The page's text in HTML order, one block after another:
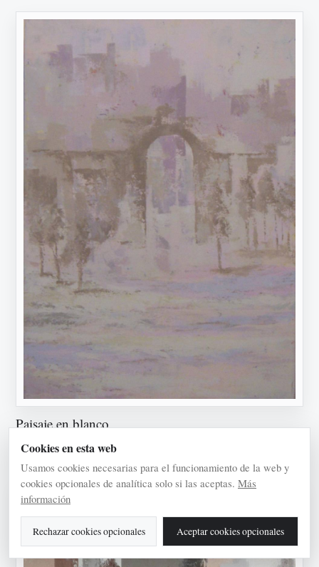
Paisaje en blanco
Cookies en esta web
Usamos cookies necesarias para el funcionamiento de la web y
cookies opcionales de analítica solo si las aceptas. Más
información
Rechazar cookies opcionales Aceptar cookies opcionales